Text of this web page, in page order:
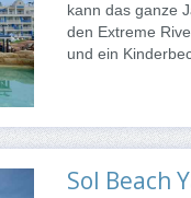
kann das ganze
den Extreme
und ein
Sol Beach